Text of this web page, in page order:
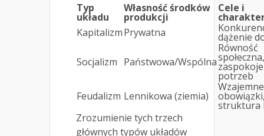
Typ
układu
Własność środków
produkcji
Cele i
KapitalizmPrywatna
dążenie
Socjalizm Państwowa/Wspólna
Równość
społeczna,
potrzeb
Feudalizm Lennikowa (ziemia)
Wzajemne
struktura
Zrozumienie tych trzech
głównych typów układów